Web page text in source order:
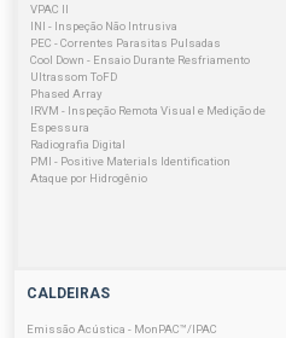
VPAC II
INI - Inspeção Não Intrusiva
PEC - Correntes Parasitas Pulsadas
Cool Down - Ensaio Durante Resfriamento
Ultrassom ToFD
Phased Array
IRVM - Inspeção Remota Visual e Medição de
Espessura
Radiografia Digital
PMI - Positive Materials Identification
Ataque por Hidrogênio
CALDEIRAS
Emissão Acústica - MonPAC™/IPAC